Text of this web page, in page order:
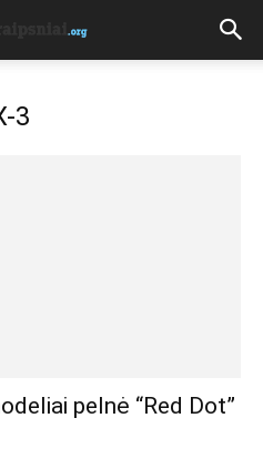
3
pelnė “Red Dot”